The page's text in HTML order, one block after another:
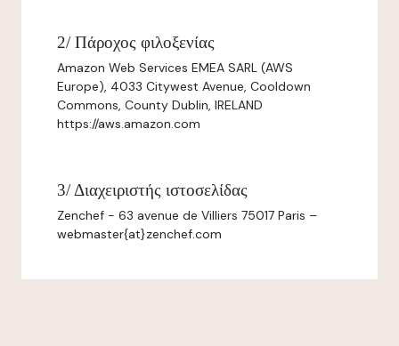
2/ Πάροχος φιλοξενίας
Amazon Web Services EMEA SARL (AWS
Europe), 4033 Citywest Avenue, Cooldown
Commons, County Dublin, IRELAND
https://aws.amazon.com
3/ Διαχειριστής ιστοσελίδας
Zenchef - 63 avenue de Villiers 75017 Paris –
webmaster{at}zenchef.com